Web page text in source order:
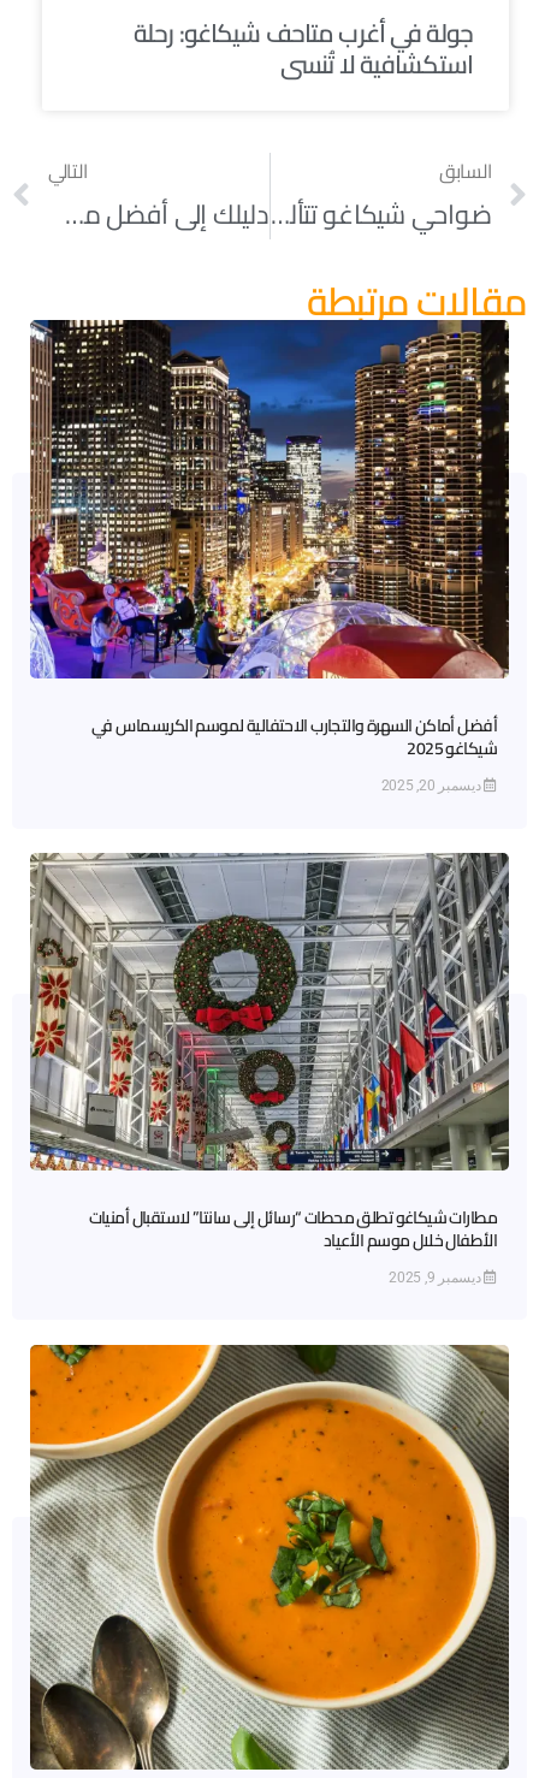
جولة في أغرب متاحف شيكاغو: رحلة
استكشافية لا تُنسى
السابق
ضواحي شيكاغو تتألق بين أفضل الأماكن للعيش في أمريكا لعام 2025–2026
التالي
دليلك إلى أفضل مطاعم البيتزا في ضواحي شيكاغو
مقالات مرتبطة
أفضل أماكن السهرة والتجارب الاحتفالية لموسم الكريسماس في
شيكاغو 2025
ديسمبر 20, 2025
مطارات شيكاغو تطلق محطات “رسائل إلى سانتا” لاستقبال أمنيات
الأطفال خلال موسم الأعياد
ديسمبر 9, 2025